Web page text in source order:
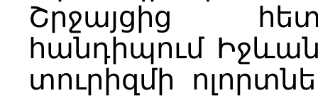
Շրջայցից
հանդիպում
տուրիզմի